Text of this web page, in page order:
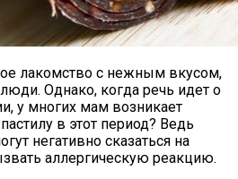
лакомство с нежным вкусом,
Однако, когда речь идет о
у многих мам возникает
в этот период? Ведь
негативно сказаться на
аллергическую реакцию.